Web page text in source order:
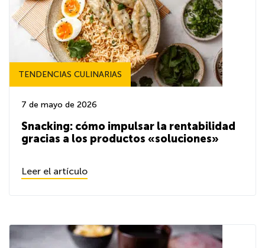
TENDENCIAS CULINARIAS
7 de mayo de 2026
Snacking: cómo impulsar la rentabilidad
gracias a los productos «soluciones»
Leer el artículo